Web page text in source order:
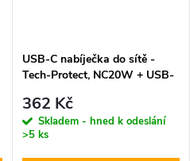
USB-C nabíječka do sítě -
Tech-Protect, NC20W + USB-
362 Kč
Skladem - hned k odeslání
>5 ks